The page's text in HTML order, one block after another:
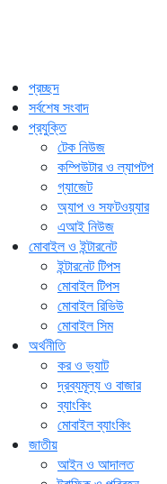
প্রচ্ছদ
সর্বশেষ সংবাদ
প্রযুক্তি
টেক নিউজ
কম্পিউটার ও ল্যাপটপ
গ্যাজেট
অ্যাপ ও সফটওয়্যার
এআই নিউজ
মোবাইল ও ইন্টারনেট
ইন্টারনেট টিপস
মোবাইল টিপস
মোবাইল রিভিউ
মোবাইল সিম
অর্থনীতি
কর ও ভ্যাট
দ্রব্যমূল্য ও বাজার
ব্যাংকিং
মোবাইল ব্যাংকিং
জাতীয়
আইন ও আদালত